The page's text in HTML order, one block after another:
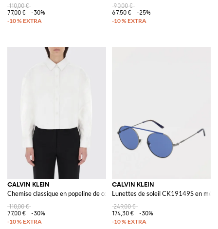
110,00 €
77,00 €
-30%
90,00 €
67,50 €
-25%
CALVIN KLEIN
Chemise classique en popeline de coton
110,00 €
77,00 €
-30%
CALVIN KLEIN
Lunettes de soleil CK19149S en
249,00 €
174,30 €
-30%